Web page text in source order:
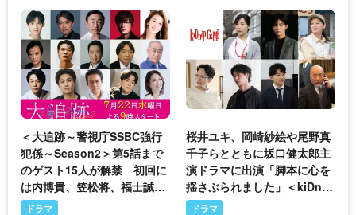
＜大追跡～警視庁SSBC強行
犯係～Season2＞第5話まで
のゲスト15人が解禁 初回に
は内博貴、笠松将、福士誠治
が出演
ドラマ
桜井ユキ、岡崎紗絵や尾野真
千子らとともに坂口健太郎主
演ドラマに出演「脚本に心を
揺さぶられました」＜kiDna
p GAME＞
ドラマ